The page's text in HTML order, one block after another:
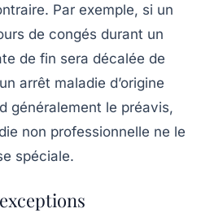
Par exemple, si un
de congés durant un
de fin sera décalée de
arrêt maladie d’origine
généralement le préavis,
non professionnelle ne le
spéciale.